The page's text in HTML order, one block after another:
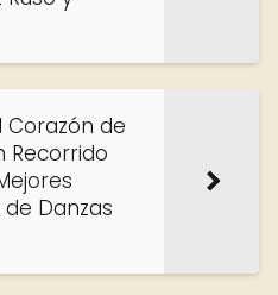
Corazón de
Recorrido
de Danzas